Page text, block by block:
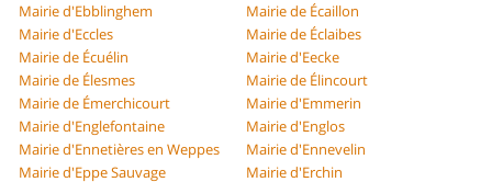
Mairie d'Ebblinghem
Mairie de Écaillon
Mairie d'Eccles
Mairie de Éclaibes
Mairie de Écuélin
Mairie d'Eecke
Mairie de Élesmes
Mairie de Élincourt
Mairie de Émerchicourt
Mairie d'Emmerin
Mairie d'Englefontaine
Mairie d'Englos
Mairie d'Ennetières en Weppes
Mairie d'Ennevelin
Mairie d'Eppe Sauvage
Mairie d'Erchin